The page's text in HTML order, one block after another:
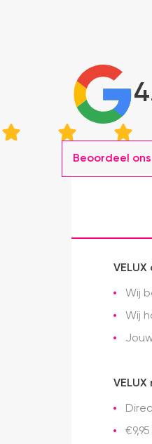
Beoordeel ons
Wij
Wij